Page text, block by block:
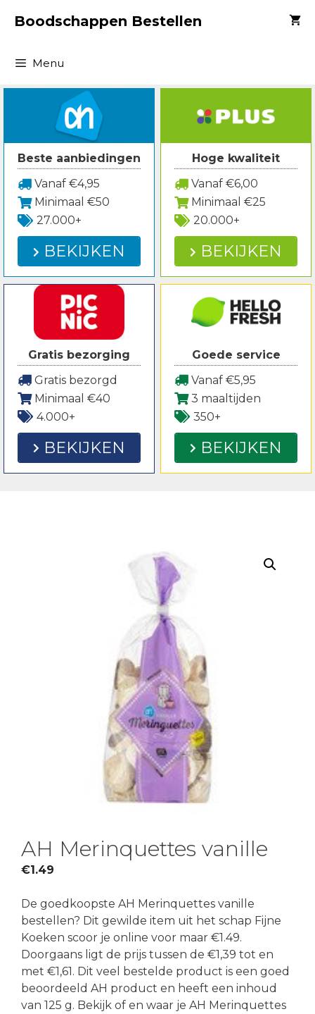
naarBoodschappen Bestellen
Menu
Beste aanbiedingen
Vanaf €4,95
Minimaal €50
27.000+
BEKIJKEN
Hoge kwaliteit
Vanaf €6,00
Minimaal €25
20.000+
BEKIJKEN
Gratis bezorging
Gratis bezorgd
Minimaal €40
4.000+
BEKIJKEN
Goede service
Vanaf €5,95
3 maaltijden
350+
BEKIJKEN
AH Merinquettes vanille
€1.49
De goedkoopste AH Merinquettes vanille
bestellen? Dit gewilde item uit het schap Fijne
Koeken scoor je online voor maar €1.49.
Doorgaans ligt de prijs tussen de €1,39 tot en
met €1,61. Dit veel bestelde product is een goed
beoordeeld AH product en heeft een inhoud
van 125 g. Bekijk of en waar je AH Merinquettes